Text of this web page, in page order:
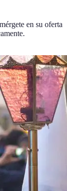
en su oferta